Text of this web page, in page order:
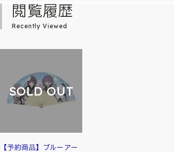
閲覧履歴
Recently Viewed
SOLD OUT
【予約商品】ブルーアー